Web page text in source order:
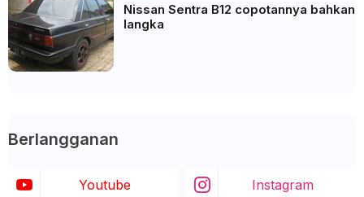
Nissan Sentra B12 copotannya bahkan
langka
Berlangganan
Youtube Instagram